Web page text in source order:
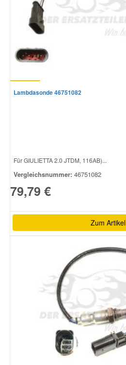
Lambdasonde 46751082
Für GIULIETTA 2.0 JTDM, 116AB)...
Vergleichsnummer: 46751082
79,79 €
Zum Artikel